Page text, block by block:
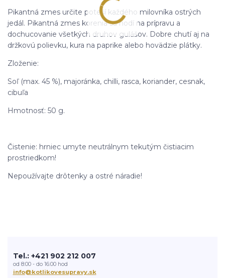
Pikantná zmes určite poteší každého milovníka ostrých
jedál. Pikantná zmes korenia sa hodí na prípravu a
dochucovanie všetkých druhov gulášov. Dobre chutí aj na
držkovú polievku, kura na paprike alebo hovädzie plátky.
Zloženie:
Soľ (max. 45 %), majoránka, chilli, rasca, koriander, cesnak,
cibuľa
Hmotnosť: 50 g.
Čistenie: hrniec umyte neutrálnym tekutým čistiacim
prostriedkom!
Nepoužívajte drôtenky a ostré náradie!
Tel.: +421 902 212 007
od 8:00 - do 16:00 hod
info@kotlikovesupravy.sk